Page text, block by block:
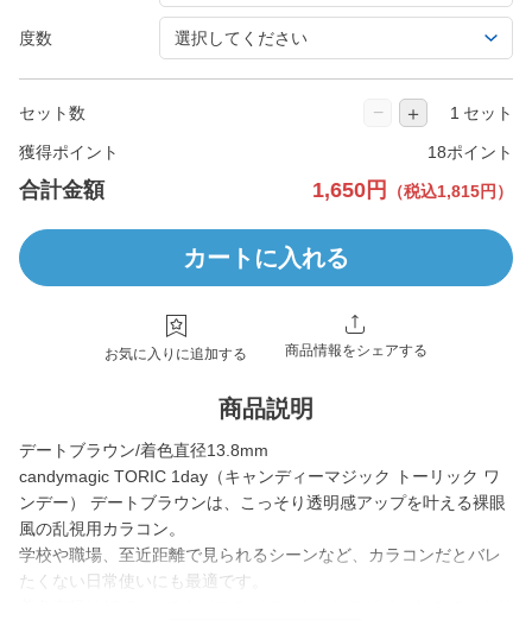
度数
セット数 − ＋ セット
獲得ポイント 18ポイント
合計金額 1,650円 （税込1,815円）
カートに入れる
お気に入りに追加する 商品情報をシェアする
商品説明
デートブラウン/着色直径13.8mm
candymagic TORIC 1day（キャンディーマジック トーリック ワ
ンデー） デートブラウンは、こっそり透明感アップを叶える裸眼
風の乱視用カラコン。
学校や職場、至近距離で見られるシーンなど、カラコンだとバレ
たくない日常使いにも最適です。